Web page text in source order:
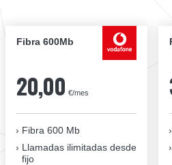
Fibra 600Mb
20,00 €/mes
Fibra 600 Mb
Llamadas ilimitadas desde
fijo